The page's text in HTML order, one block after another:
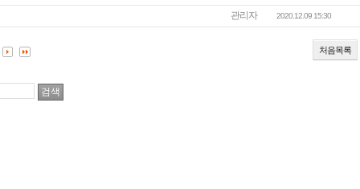
관리자 2020.12.09 15:30
처음목록